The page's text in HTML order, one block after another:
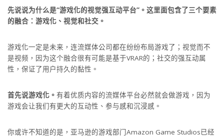
先说说为什么是“游戏化的视觉强互动平台”。这里面包含了三个要素
的融合：游戏化、视觉和社交。
游戏化一定是未来，连流媒体公司都在纷纷布局游戏了；视觉而不
是视频，因为这个融合很有可能是基于VRAR的；社交的强互动属
性，保证了用户持久的黏性。
首先说游戏化。 有着优质内容的流媒体平台必然就会做游戏，因为
游戏会让我们有更⼤的互动性、参与感和沉浸感。
你或许不知道的是，亚马逊的游戏部门Amazon Game Studios已经